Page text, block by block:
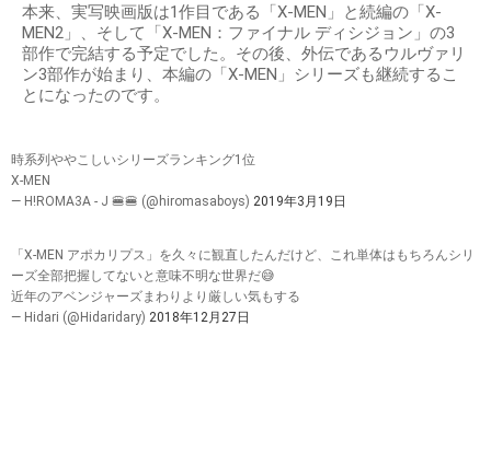
本来、実写映画版は1作目である「X-MEN」と続編の「X-
MEN2」、そして「X-MEN：ファイナル ディシジョン」の3
部作で完結する予定でした。その後、外伝であるウルヴァリ
ン3部作が始まり、本編の「X-MEN」シリーズも継続するこ
とになったのです。
時系列ややこしいシリーズランキング1位
X-MEN
— H!ROMA3A - J 🍔🍔 (@hiromasaboys) 2019年3月19日
「X-MEN アポカリプス」を久々に観直したんだけど、これ単体はもちろんシリ
ーズ全部把握してないと意味不明な世界だ😅
近年のアベンジャーズまわりより厳しい気もする
— Hidari (@Hidaridary) 2018年12月27日